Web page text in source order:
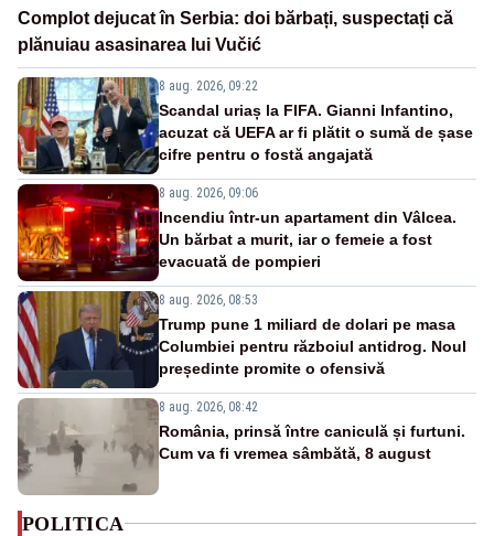
Complot dejucat în Serbia: doi bărbați, suspectați că
plănuiau asasinarea lui Vučić
8 aug. 2026, 09:22
Scandal uriaș la FIFA. Gianni Infantino,
acuzat că UEFA ar fi plătit o sumă de șase
cifre pentru o fostă angajată
8 aug. 2026, 09:06
Incendiu într-un apartament din Vâlcea.
Un bărbat a murit, iar o femeie a fost
evacuată de pompieri
8 aug. 2026, 08:53
Trump pune 1 miliard de dolari pe masa
Columbiei pentru războiul antidrog. Noul
președinte promite o ofensivă
8 aug. 2026, 08:42
România, prinsă între caniculă și furtuni.
Cum va fi vremea sâmbătă, 8 august
POLITICA